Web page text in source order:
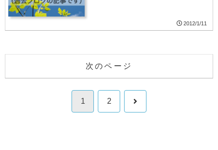
2012/1/11
次のページ
1 2 次